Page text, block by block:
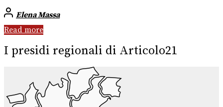
Elena Massa
Read more
I presidi regionali di Articolo21